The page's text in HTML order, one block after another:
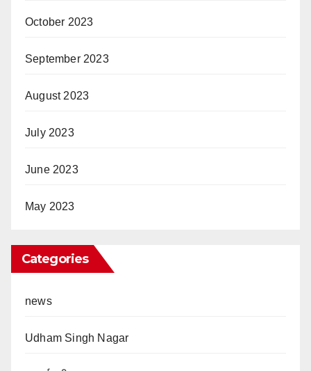
October 2023
September 2023
August 2023
July 2023
June 2023
May 2023
Categories
news
Udham Singh Nagar